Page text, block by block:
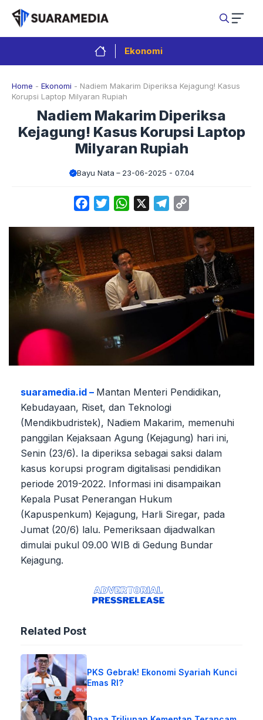
Langsung
isi
Ekonomi
Home - Ekonomi - Nadiem Makarim Diperiksa Kejagung! Kasus
Korupsi Laptop Milyaran Rupiah
Nadiem Makarim Diperiksa
Kejagung! Kasus Korupsi Laptop
Milyaran Rupiah
Bayu Nata 23-06-2025 - 07.04
FacebookTwitterWhatsApp Telegram
suaramedia.id – Mantan Menteri Pendidikan,
Kebudayaan, Riset, dan Teknologi
(Mendikbudristek), Nadiem Makarim, memenuhi
panggilan Kejaksaan Agung (Kejagung) hari ini,
Senin (23/6). Ia diperiksa sebagai saksi dalam
kasus korupsi program digitalisasi pendidikan
periode 2019-2022. Informasi ini disampaikan
Kepala Pusat Penerangan Hukum
(Kapuspenkum) Kejagung, Harli Siregar, pada
Jumat (20/6) lalu. Pemeriksaan dijadwalkan
dimulai pukul 09.00 WIB di Gedung Bundar
Kejagung.
Related Post
PKS Gebrak! Ekonomi Syariah Kunci
Emas RI?